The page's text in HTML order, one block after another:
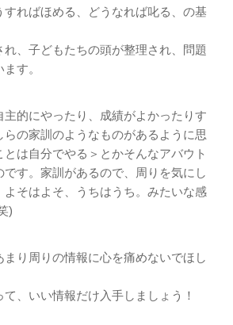
ればほめる、どうなれば叱る、の基
れ、子どもたちの頭が整理され、問題
す。
主的にやったり、成績がよかったりす
らの家訓のようなものがあるように思
は自分でやる＞とかそんなアバウト
です。家訓があるので、周りを気にし
よそはよそ、うちはうち。みたいな感
)
り周りの情報に心を痛めないでほし
、いい情報だけ入手しましょう！